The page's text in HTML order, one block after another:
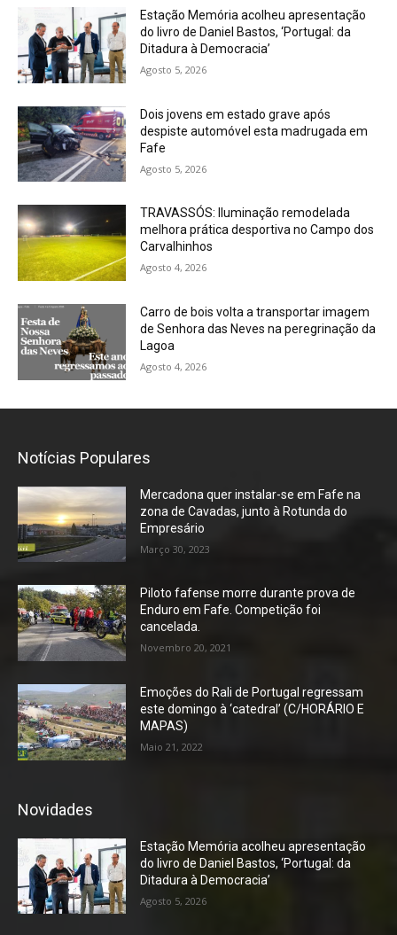
Estação Memória acolheu apresentação
do livro de Daniel Bastos, ‘Portugal: da
Ditadura à Democracia’
Agosto 5, 2026
Dois jovens em estado grave após
despiste automóvel esta madrugada em
Fafe
Agosto 5, 2026
TRAVASSÓS: Iluminação remodelada
melhora prática desportiva no Campo dos
Carvalhinhos
Agosto 4, 2026
Carro de bois volta a transportar imagem
de Senhora das Neves na peregrinação da
Lagoa
Agosto 4, 2026
Notícias Populares
Mercadona quer instalar-se em Fafe na
zona de Cavadas, junto à Rotunda do
Empresário
Março 30, 2023
Piloto fafense morre durante prova de
Enduro em Fafe. Competição foi
cancelada.
Novembro 20, 2021
Emoções do Rali de Portugal regressam
este domingo à ‘catedral’ (C/HORÁRIO E
MAPAS)
Maio 21, 2022
Novidades
Estação Memória acolheu apresentação
do livro de Daniel Bastos, ‘Portugal: da
Ditadura à Democracia’
Agosto 5, 2026